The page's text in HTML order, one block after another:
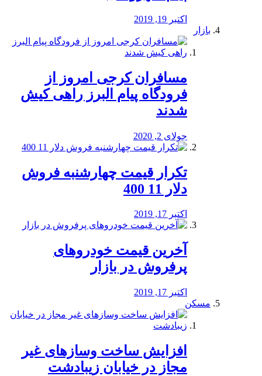
اکتبر 19, 2019
بازار
مسافران کرجی امروز از
فرودگاه پیام البرز راهی کیش
شدند
جولای 2, 2020
تکرار قیمت چهارشنبه فروش
دلار 11 400
اکتبر 17, 2019
آخرین قیمت خودرو‌های
پرفروش در بازار
اکتبر 17, 2019
مسکن
افزایش ساخت وسازهای غیر
مجاز در خیابان زیبادشت